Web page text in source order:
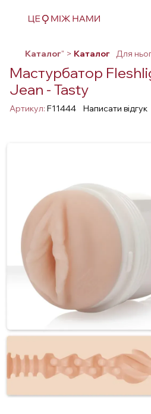
Каталог" > Каталог Для
Мастурбатор
Jean - Tasty
Артикул: F11444 Написати відгук